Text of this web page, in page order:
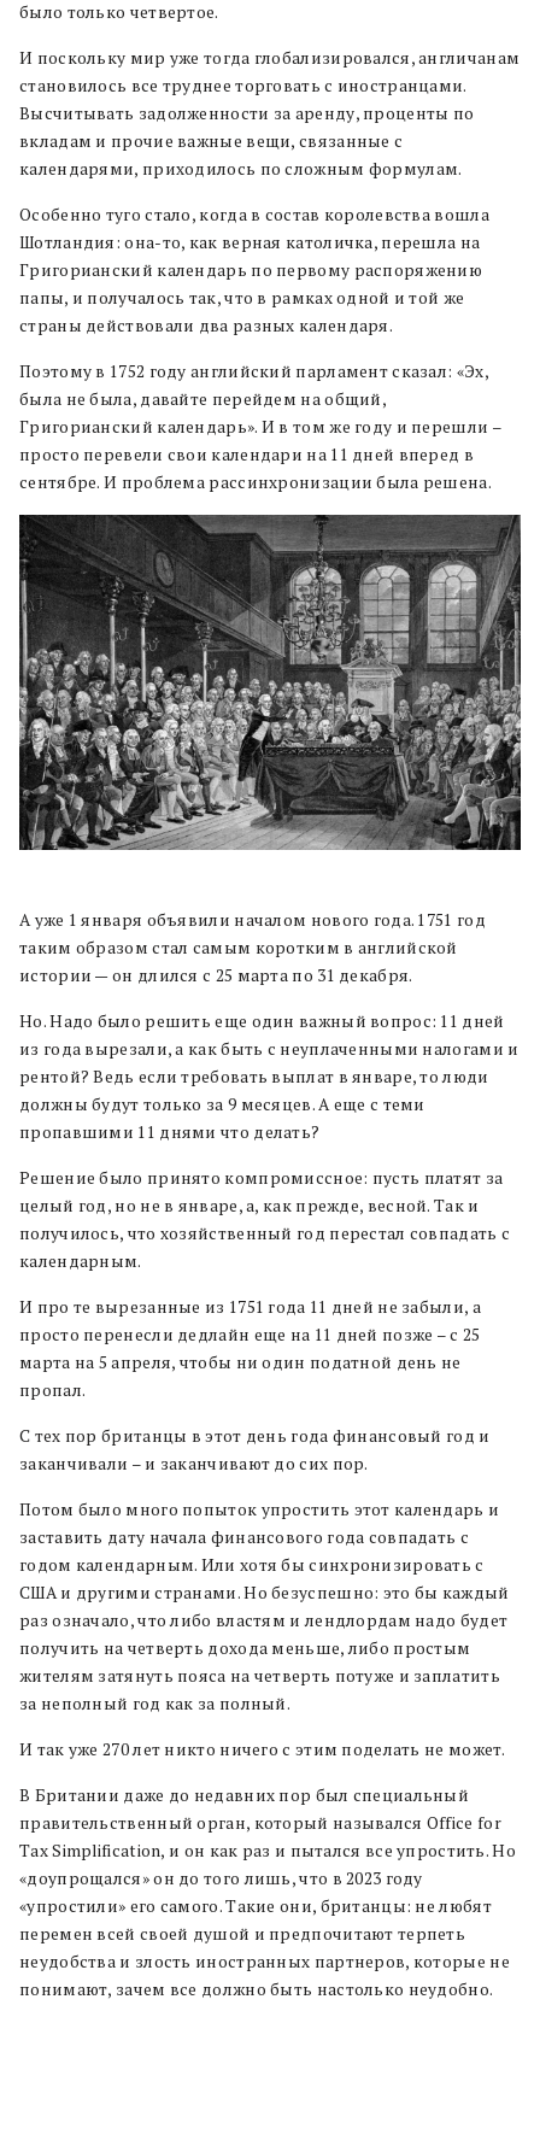
было только четвертое.
И поскольку мир уже тогда глобализировался, англичанам
становилось все труднее торговать с иностранцами.
Высчитывать задолженности за аренду, проценты по
вкладам и прочие важные вещи, связанные с
календарями, приходилось по сложным формулам.
Особенно туго стало, когда в состав королевства вошла
Шотландия: она-то, как верная католичка, перешла на
Григорианский календарь по первому распоряжению
папы, и получалось так, что в рамках одной и той же
страны действовали два разных календаря.
Поэтому в 1752 году английский парламент сказал: «Эх,
была не была, давайте перейдем на общий,
Григорианский календарь». И в том же году и перешли –
просто перевели свои календари на 11 дней вперед в
сентябре. И проблема рассинхронизации была решена.
А уже 1 января объявили началом нового года. 1751 год
таким образом стал самым коротким в английской
истории — он длился с 25 марта по 31 декабря.
Но. Надо было решить еще один важный вопрос: 11 дней
из года вырезали, а как быть с неуплаченными налогами и
рентой? Ведь если требовать выплат в январе, то люди
должны будут только за 9 месяцев. А еще с теми
пропавшими 11 днями что делать?
Решение было принято компромиссное: пусть платят за
целый год, но не в январе, а, как прежде, весной. Так и
получилось, что хозяйственный год перестал совпадать с
календарным.
И про те вырезанные из 1751 года 11 дней не забыли, а
просто перенесли дедлайн еще на 11 дней позже – с 25
марта на 5 апреля, чтобы ни один податной день не
пропал.
С тех пор британцы в этот день года финансовый год и
заканчивали – и заканчивают до сих пор.
Потом было много попыток упростить этот календарь и
заставить дату начала финансового года совпадать с
годом календарным. Или хотя бы синхронизировать с
США и другими странами. Но безуспешно: это бы каждый
раз означало, что либо властям и лендлордам надо будет
получить на четверть дохода меньше, либо простым
жителям затянуть пояса на четверть потуже и заплатить
за неполный год как за полный.
И так уже 270 лет никто ничего с этим поделать не может.
В Британии даже до недавних пор был специальный
правительственный орган, который назывался Office for
Tax Simplification, и он как раз и пытался все упростить. Но
«доупрощался» он до того лишь, что в 2023 году
«упростили» его самого. Такие они, британцы: не любят
перемен всей своей душой и предпочитают терпеть
неудобства и злость иностранных партнеров, которые не
понимают, зачем все должно быть настолько неудобно.